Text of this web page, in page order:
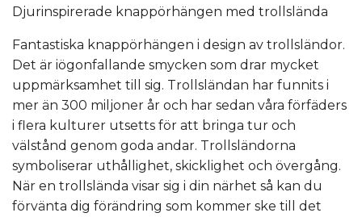
Djurinspirerade knappörhängen med trollslända
Fantastiska knappörhängen i design av trollsländor.
Det är iögonfallande smycken som drar mycket
uppmärksamhet till sig. Trollsländan har funnits i
mer än 300 miljoner år och har sedan våra förfäders
i flera kulturer utsetts för att bringa tur och
välstånd genom goda andar. Trollsländorna
symboliserar uthållighet, skicklighet och övergång.
När en trollslända visar sig i din närhet så kan du
förvänta dig förändring som kommer ske till det